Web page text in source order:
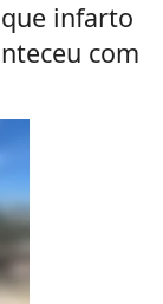
infarto
com